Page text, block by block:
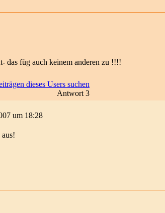
das füg auch keinem anderen zu !!!!
Antwort 3
um 18:28